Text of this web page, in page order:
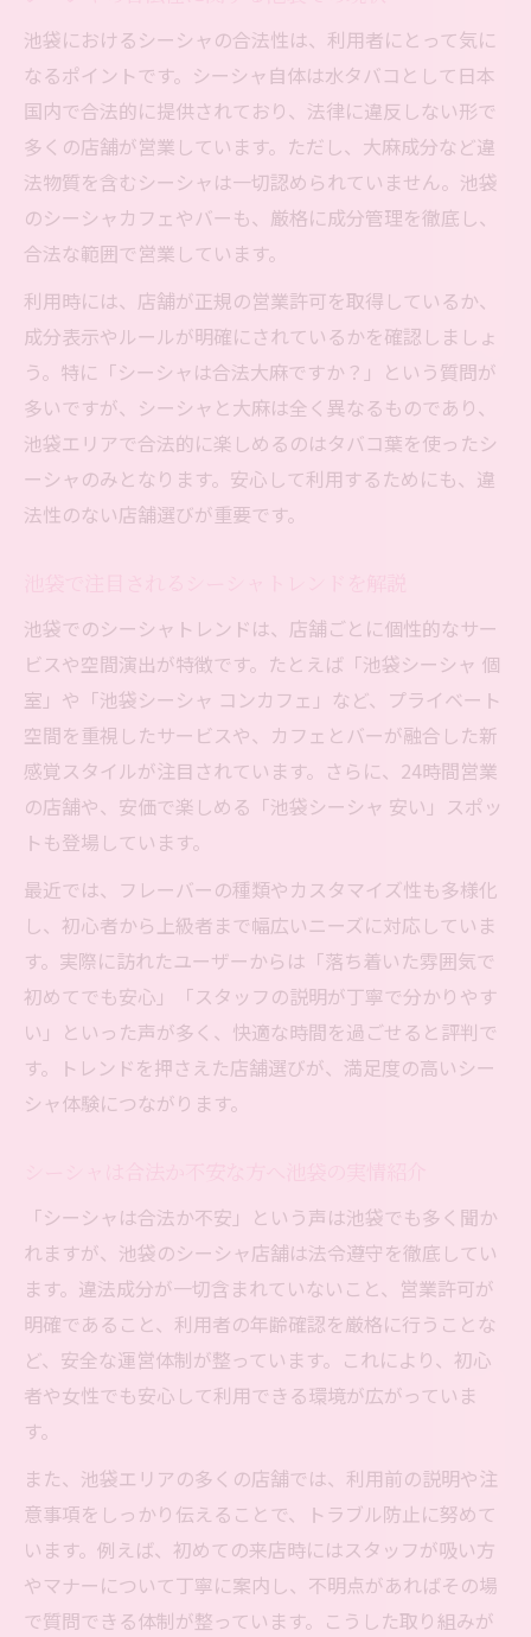
池袋におけるシーシャの合法性は、利用者にとって気に
なるポイントです。シーシャ自体は水タバコとして日本
国内で合法的に提供されており、法律に違反しない形で
多くの店舗が営業しています。ただし、大麻成分など違
法物質を含むシーシャは一切認められていません。池袋
のシーシャカフェやバーも、厳格に成分管理を徹底し、
合法な範囲で営業しています。
利用時には、店舗が正規の営業許可を取得しているか、
成分表示やルールが明確にされているかを確認しましょ
う。特に「シーシャは合法大麻ですか？」という質問が
多いですが、シーシャと大麻は全く異なるものであり、
池袋エリアで合法的に楽しめるのはタバコ葉を使ったシ
ーシャのみとなります。安心して利用するためにも、違
法性のない店舗選びが重要です。
池袋でのシーシャトレンドは、店舗ごとに個性的なサー
ビスや空間演出が特徴です。たとえば「池袋シーシャ 個
室」や「池袋シーシャ コンカフェ」など、プライベート
空間を重視したサービスや、カフェとバーが融合した新
感覚スタイルが注目されています。さらに、24時間営業
の店舗や、安価で楽しめる「池袋シーシャ 安い」スポッ
トも登場しています。
最近では、フレーバーの種類やカスタマイズ性も多様化
し、初心者から上級者まで幅広いニーズに対応していま
す。実際に訪れたユーザーからは「落ち着いた雰囲気で
初めてでも安心」「スタッフの説明が丁寧で分かりやす
い」といった声が多く、快適な時間を過ごせると評判で
す。トレンドを押さえた店舗選びが、満足度の高いシー
シャ体験につながります。
「シーシャは合法か不安」という声は池袋でも多く聞か
れますが、池袋のシーシャ店舗は法令遵守を徹底してい
ます。違法成分が一切含まれていないこと、営業許可が
明確であること、利用者の年齢確認を厳格に行うことな
ど、安全な運営体制が整っています。これにより、初心
者や女性でも安心して利用できる環境が広がっていま
す。
また、池袋エリアの多くの店舗では、利用前の説明や注
意事項をしっかり伝えることで、トラブル防止に努めて
います。例えば、初めての来店時にはスタッフが吸い方
やマナーについて丁寧に案内し、不明点があればその場
で質問できる体制が整っています。こうした取り組みが